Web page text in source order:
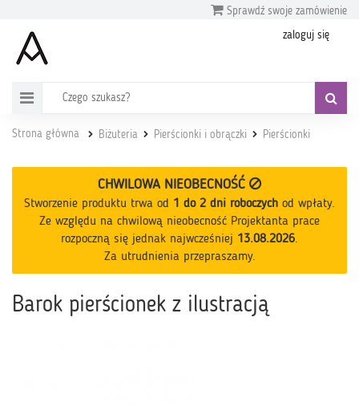
Sprawdź swoje zamówienie
zaloguj się
Strona główna Biżuteria Pierścionki i obrączki Pierścionki
CHWILOWA NIEOBECNOŚĆ
Stworzenie produktu trwa od 1 do 2 dni roboczych od wpłaty.
Ze względu na chwilową nieobecność Projektanta prace
rozpoczną się jednak najwcześniej 13.08.2026.
Za utrudnienia przepraszamy.
Barok pierścionek z ilustracją